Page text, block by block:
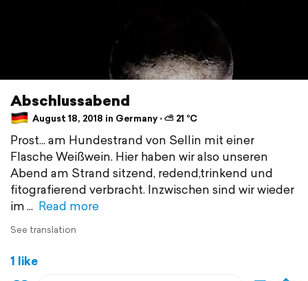
Abschlussabend
August 18, 2018 in Germany ⋅ ⛅ 21 °C
Prost... am Hundestrand von Sellin mit einer
Flasche Weißwein. Hier haben wir also unseren
Abend am Strand sitzend, redend,trinkend und
fitografierend verbracht. Inzwischen sind wir wieder
im
Read more
See translation
1 like